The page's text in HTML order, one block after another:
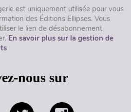
est uniquement utilisée pour vous
des Éditions Ellipses. Vous
le lien de désabonnement
En savoir plus sur la gestion de
nous sur